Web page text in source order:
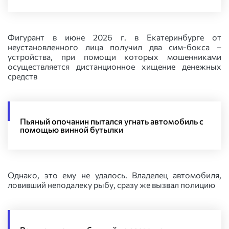
Фигурант в июне 2026 г. в Екатеринбурге от
неустановленного лица получил два сим-бокса –
устройства, при помощи которых мошенниками
осуществляется дистанционное хищение денежных
средств
Пьяный опочанин пытался угнать автомобиль с
помощью винной бутылки
Однако, это ему не удалось. Владелец автомобиля,
ловивший неподалеку рыбу, сразу же вызвал полицию